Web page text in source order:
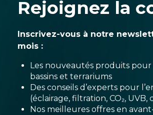
Rejoignez la
Inscrivez-vous à notre
mois :
Les nouveautés produits pour
bassins et terrariums
Des conseils d’experts pour
(éclairage, filtration, CO₂, UVB,
Nos meilleures offres en